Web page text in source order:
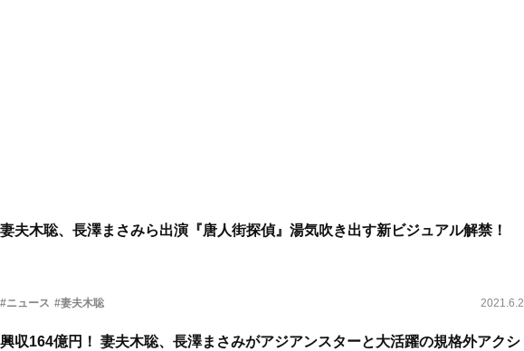
妻夫木聡、長澤まさみら出演『唐人街探偵』湯気吹き出す新ビジュアル解禁！
#ニュース #妻夫木聡 2021.6.2
興収164億円！ 妻夫木聡、長澤まさみがアジアンスターと大活躍の規格外アクシ